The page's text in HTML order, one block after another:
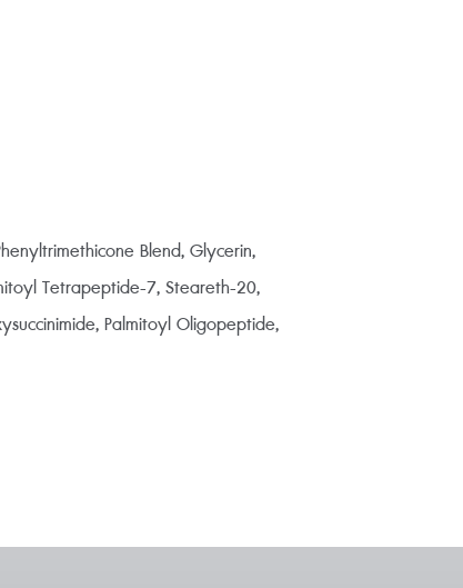
Blend, Glycerin,
Tetrapeptide-7, Steareth-20,
Palmitoyl Oligopeptide,